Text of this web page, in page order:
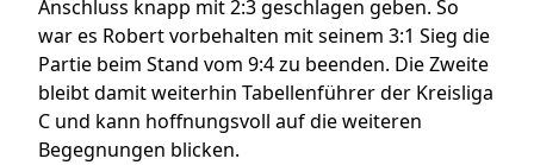
Anschluss knapp mit 2:3 geschlagen geben. So
war es Robert vorbehalten mit seinem 3:1 Sieg die
Partie beim Stand vom 9:4 zu beenden. Die Zweite
bleibt damit weiterhin Tabellenführer der Kreisliga
C und kann hoffnungsvoll auf die weiteren
Begegnungen blicken.